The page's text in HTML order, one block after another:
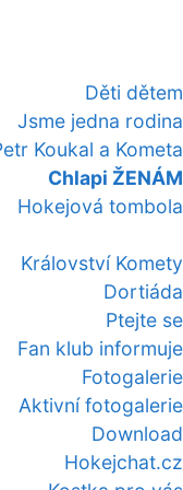
Děti dětem
Jsme jedna rodina
Koukal a Kometa
Chlapi ŽENÁM
Hokejová tombola
Království Komety
Dortiáda
Ptejte se
Fan klub informuje
Fotogalerie
Aktivní fotogalerie
Download
Hokejchat.cz